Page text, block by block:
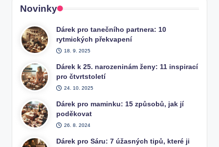
Novinky
Dárek pro tanečního partnera: 10
rytmických překvapení
18. 9. 2025
Dárek k 25. narozeninám ženy: 11 inspirací
pro čtvrtstoletí
24. 10. 2025
Dárek pro maminku: 15 způsobů, jak jí
poděkovat
26. 8. 2024
Dárek pro Sáru: 7 úžasných tipů, které ji